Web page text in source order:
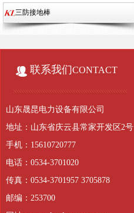
三防接地棒
联系我们CONTACT
山东晟昆电力设备有限公司
地址：山东省庆云县常家开发区2号
手机：15610720777
电话：0534-3701020
传真：0534-3701957 3705878
邮编：253700